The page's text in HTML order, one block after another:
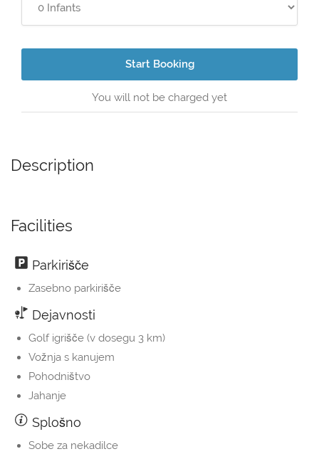
Start Booking
You will not be charged yet
Description
Facilities
Parkirišče
Zasebno parkirišče
Dejavnosti
Golf igrišče (v dosegu 3 km)
Vožnja s kanujem
Pohodništvo
Jahanje
Splošno
Sobe za nekadilce